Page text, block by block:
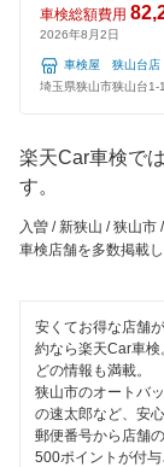
越谷市
児玉郡
幸手市
志木市
草加市
秩父郡
秩父市
ホリデー車検
マッハ車検
出光興産「らくら
安心WE！車検
車検総額費用
2026年8月2日
車検屋 狭山台店
埼玉県狭山市狭山台1-
楽天Car車検では
す。
入曽 / 新狭山 / 狭山
車検店舗を多数掲載し
安くてお得な店舗
約なら楽天Car車
どの情報も満載。
狭山市のオートバ
の速太郎など、安
郵便番号から店舗
500ポイントが付与